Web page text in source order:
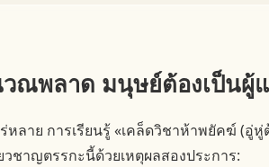
ณพลาด มนุษย์ต้องเป็นผู้
ลาย การเรียนรู้ «เคล็ดวิชาห้าพยัคฆ์ (อู่
ชาญตรรกะนี้ด้วยเหตุผลสองประการ: